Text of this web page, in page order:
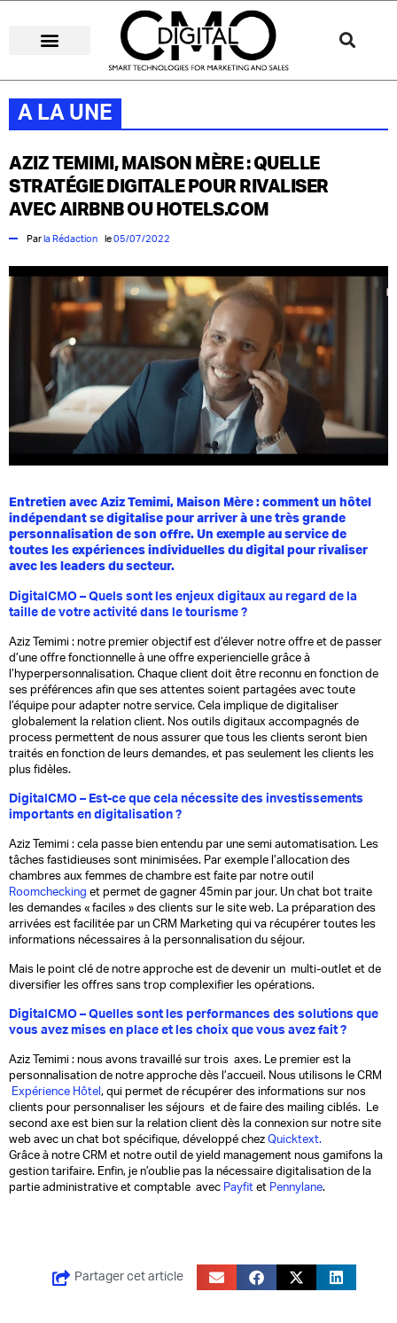
A LA UNE
AZIZ TEMIMI, MAISON MÈRE : QUELLE
STRATÉGIE DIGITALE POUR RIVALISER
AVEC AIRBNB OU HOTELS.COM
Par la Rédaction le05/07/2022
Entretien avec Aziz Temimi, Maison Mère : comment un hôtel
indépendant se digitalise pour arriver à une très grande
personnalisation de son offre. Un exemple au service de
toutes les expériences individuelles du digital pour rivaliser
avec les leaders du secteur.
DigitalCMO – Quels sont les enjeux digitaux au regard de la
taille de votre activité dans le tourisme ?
Aziz Temimi : notre premier objectif est d’élever notre offre et de passer
d’une offre fonctionnelle à une offre experiencielle grâce à
l’hyperpersonnalisation. Chaque client doit être reconnu en fonction de
ses préférences afin que ses attentes soient partagées avec toute
l’équipe pour adapter notre service. Cela implique de digitaliser
globalement la relation client. Nos outils digitaux accompagnés de
process permettent de nous assurer que tous les clients seront bien
traités en fonction de leurs demandes, et pas seulement les clients les
plus fidèles.
DigitalCMO – Est-ce que cela nécessite des investissements
importants en digitalisation ?
Aziz Temimi : cela passe bien entendu par une semi automatisation. Les
tâches fastidieuses sont minimisées. Par exemple l’allocation des
chambres aux femmes de chambre est faite par notre outil
Roomchecking et permet de gagner 45min par jour. Un chat bot traite
les demandes « faciles » des clients sur le site web. La préparation des
arrivées est facilitée par un CRM Marketing qui va récupérer toutes les
informations nécessaires à la personnalisation du séjour.
Mais le point clé de notre approche est de devenir un multi-outlet et de
diversifier les offres sans trop complexifier les opérations.
DigitalCMO – Quelles sont les performances des solutions que
vous avez mises en place et les choix que vous avez fait ?
Aziz Temimi : nous avons travaillé sur trois axes. Le premier est la
personnalisation de notre approche dès l’accueil. Nous utilisons le CRM
Expérience Hôtel , qui permet de récupérer des informations sur nos
clients pour personnaliser les séjours et de faire des mailing ciblés. Le
second axe est bien sur la relation client dès la connexion sur notre site
web avec un chat bot spécifique, développé chez Quicktext.
Grâce à notre CRM et notre outil de yield management nous gamifons la
gestion tarifaire. Enfin, je n’oublie pas la nécessaire digitalisation de la
partie administrative et comptable avec Payfit et Pennylane.
Partager cet article